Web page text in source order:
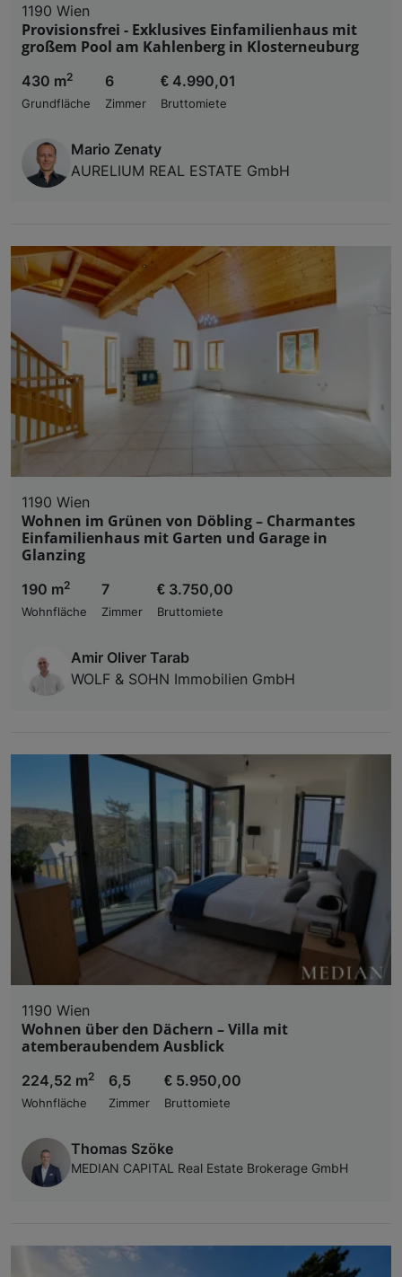
1190 Wien
Provisionsfrei - Exklusives Einfamilienhaus mit
großem Pool am Kahlenberg in Klosterneuburg
430 m2
Grundfläche
6
Zimmer
€ 4.990,01
Bruttomiete
Mario Zenaty
AURELIUM REAL ESTATE GmbH
1190 Wien
Wohnen im Grünen von Döbling – Charmantes
Einfamilienhaus mit Garten und Garage in
Glanzing
190 m2
Wohnfläche
7
Zimmer
€ 3.750,00
Bruttomiete
Amir Oliver Tarab
WOLF & SOHN Immobilien GmbH
1190 Wien
Wohnen über den Dächern – Villa mit
atemberaubendem Ausblick
224,52 m2
Wohnfläche
6,5
Zimmer
€ 5.950,00
Bruttomiete
Thomas Szöke
MEDIAN CAPITAL Real Estate Brokerage GmbH